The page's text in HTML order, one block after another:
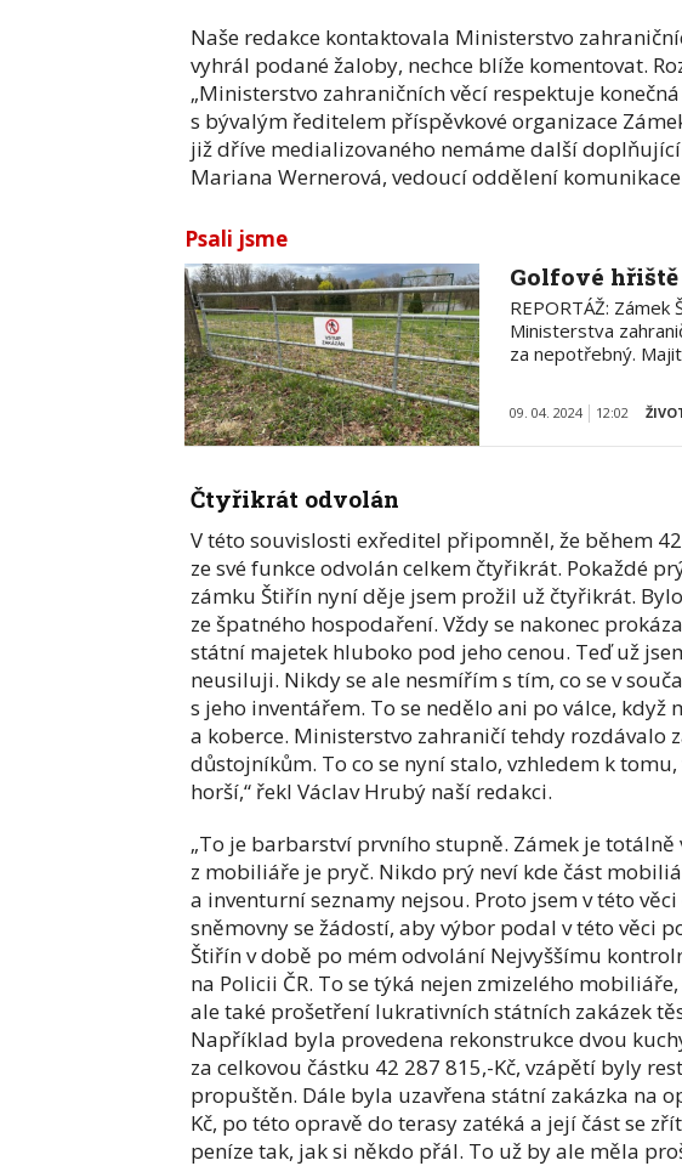
Naše redakce kontaktovala Ministerstvo
vyhrál podané žaloby, nechce blíže komentovat.
„Ministerstvo zahraničních věcí respektuje
s bývalým ředitelem příspěvkové organizace
již dříve medializovaného nemáme další
Mariana Wernerová, vedoucí oddělení
Psali jsme
Golfové
REPORTÁŽ:
Ministerstva
za nepotřebný.
09. 04. 2024 12:02
Čtyřikrát odvolán
V této souvislosti exředitel připomněl, že během
ze své funkce odvolán celkem čtyřikrát. Pokaždé
zámku Štiřín nyní děje jsem prožil už čtyřikrát.
ze špatného hospodaření. Vždy se nakonec
státní majetek hluboko pod jeho cenou. Teď už
neusiluji. Nikdy se ale nesmířím s tím, co se v
s jeho inventářem. To se nedělo ani po válce,
a koberce. Ministerstvo zahraničí tehdy rozdávalo
důstojníkům. To co se nyní stalo, vzhledem k
horší,“ řekl Václav Hrubý naší redakci.
„To je barbarství prvního stupně. Zámek je
z mobiliáře je pryč. Nikdo prý neví kde část
a inventurní seznamy nejsou. Proto jsem v této
sněmovny se žádostí, aby výbor podal v této věci
Štiřín v době po mém odvolání Nejvyššímu
na Policii ČR. To se týká nejen zmizelého
ale také prošetření lukrativních státních zakázek
Například byla provedena rekonstrukce dvou
za celkovou částku 42 287 815,-Kč, vzápětí byly
propuštěn. Dále byla uzavřena státní zakázka na
Kč, po této opravě do terasy zatéká a její část se
peníze tak, jak si někdo přál. To už by ale měla